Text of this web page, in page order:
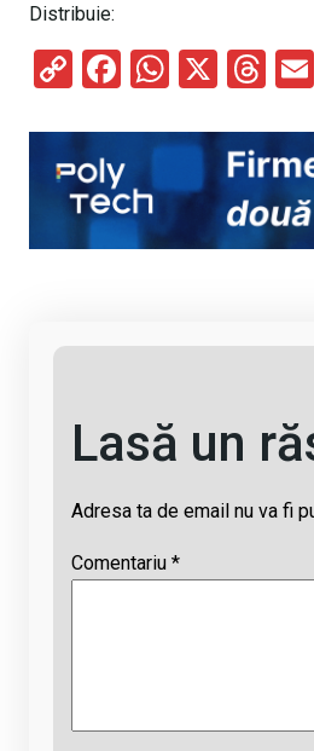
Distribuie:
C
py
Li
n
k
F
ce
b
o
o
W
at
s
A
p
X
T
e
a
d
s
Lasă un
Adresa ta de email nu va fi
Comentariu *